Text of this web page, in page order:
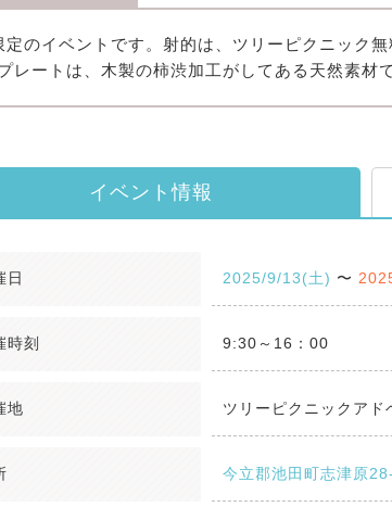
定のイベントです。射的は、ツリーピクニック無
レートは、木製の柿渋加工がしてある天然素材で
イベント情報
日 2025/9/13(土) 〜
時刻 9:30～16：00
地 ツリーピクニックアド
今立郡池田町志津原